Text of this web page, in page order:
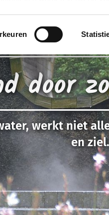
meer informatie, zie onze
informatie:
door
werkt niet
en ziel.